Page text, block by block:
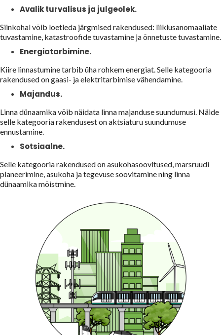
Avalik turvalisus ja julgeolek.
Siinkohal võib loetleda järgmised rakendused: liiklusanomaaliate
tuvastamine, katastroofide tuvastamine ja õnnetuste tuvastamine.
Energiatarbimine.
Kiire linnastumine tarbib üha rohkem energiat. Selle kategooria
rakendused on gaasi- ja elektritarbimise vähendamine.
Majandus.
Linna dünaamika võib näidata linna majanduse suundumusi. Näide
selle kategooria rakendusest on aktsiaturu suundumuse
ennustamine.
Sotsiaalne.
Selle kategooria rakendused on asukohasoovitused, marsruudi
planeerimine, asukoha ja tegevuse soovitamine ning linna
dünaamika mõistmine.